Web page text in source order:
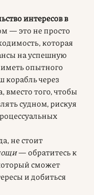
интересов в
— это не просто
которая
на успешную
опытного
корабль через
вместо того, чтобы
судном, рискуя
не стоит
— обратитесь к
сможет
и добиться